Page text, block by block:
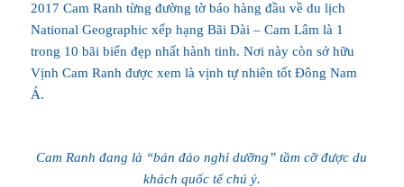
2017 Cam Ranh từng đường tờ báo hàng đầu về du lịch
National Geographic xếp hạng Bãi Dài – Cam Lâm là 1
trong 10 bãi biển đẹp nhất hành tinh. Nơi này còn sở hữu
Vịnh Cam Ranh được xem là vịnh tự nhiên tốt Đông Nam
Á.
Cam Ranh đang là “bán đảo nghỉ dưỡng” tầm cỡ được du
khách quốc tế chú ý.